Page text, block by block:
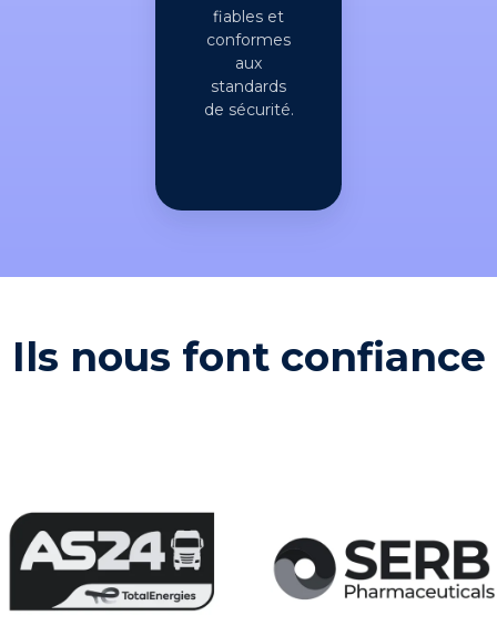
fiables et
conformes
aux
standards
de sécurité.
Ils nous font confiance